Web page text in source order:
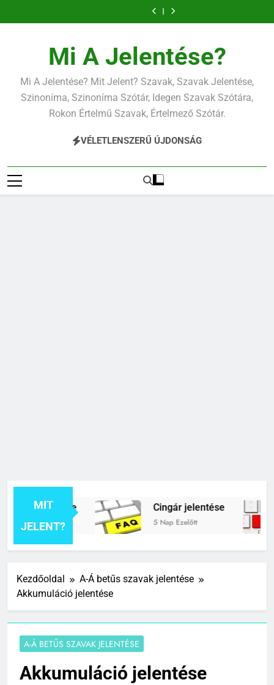
a
Mi A Jelentése?
Mi A Jelentése? Mit Jelent? Szavak, Szavak Jelentése,
Szinoníma, Szinoníma Szótár, Idegen Szavak Szótára,
Rokon Értelmű Szavak, Értelmező Szótár.
VÉLETLENSZERŰ ÚJDONSÁG
MIT
JELENT?
jelentése Cingár jelentése
5 Nap Ezelőtt
Kezdőoldal
A-Á betűs szavak jelentése
Akkumuláció jelentése
A-Á BETŰS SZAVAK JELENTÉSE
Akkumuláció jelentése